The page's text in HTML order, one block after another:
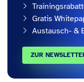
Gratis
Austausch- &
ZUR